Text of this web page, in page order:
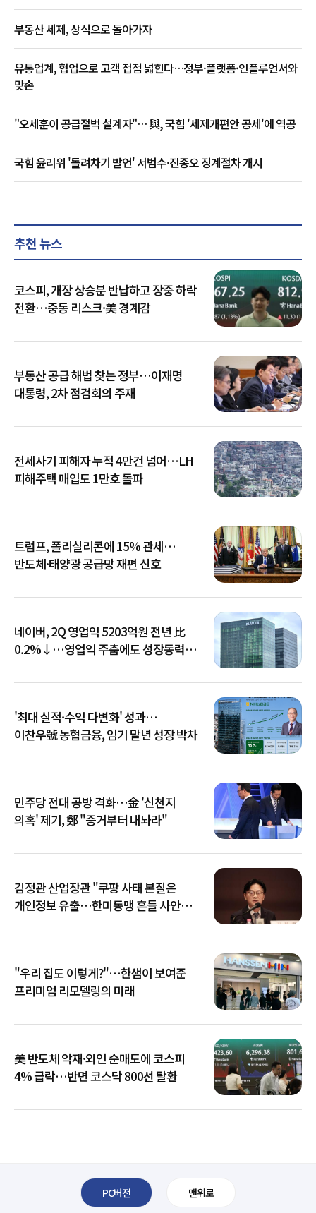
부동산 세제, 상식으로 돌아가자
유통업계, 협업으로 고객 접점 넓힌다…정부·플랫폼·인플루언서와
맞손
"오세훈이 공급절벽 설계자"… 與, 국힘 '세제개편안 공세'에 역공
국힘 윤리위 '돌려차기 발언' 서범수·진종오 징계절차 개시
추천 뉴스
코스피, 개장 상승분 반납하고 장중 하락
전환…중동 리스크·美 경계감
부동산 공급 해법 찾는 정부…이재명
대통령, 2차 점검회의 주재
전세사기 피해자 누적 4만건 넘어…LH
피해주택 매입도 1만호 돌파
트럼프, 폴리실리콘에 15% 관세…
반도체·태양광 공급망 재편 신호
네이버, 2Q 영업익 5203억원 전년 比
0.2%↓…영업익 주춤에도 성장동력
'최대 실적·수익 다변화' 성과…
이찬우號 농협금융, 임기 말년 성장 박차
민주당 전대 공방 격화…金 '신천지
의혹' 제기, 鄭 "증거부터 내놔라"
김정관 산업장관 "쿠팡 사태 본질은
개인정보 유출…한미동맹 흔들 사안
"우리 집도 이렇게?"…한샘이 보여준
프리미엄 리모델링의 미래
美 반도체 악재·외인 순매도에 코스피
4% 급락…반면 코스닥 800선 탈환
PC버전 맨위로